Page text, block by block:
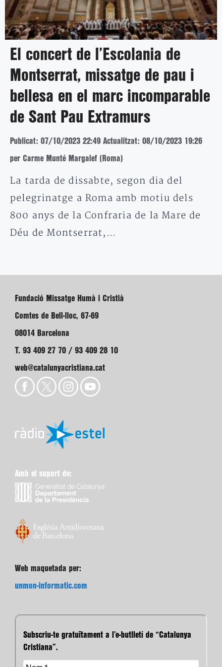
El concert de l’Escolania de
Montserrat, missatge de pau i
bellesa en el marc incomparable
de Sant Pau Extramurs
Publicat: 07/10/2023 22:49 Actualitzat: 08/10/2023 19:26
per Carme Munté Margalef (Roma)
La tarda de dissabte, segon dia del
pelegrinatge a Roma amb motiu dels
800 anys de la Confraria de la Mare de
Déu de Montserrat,…
Fundació Missatge Humà i Cristià
Comtes de Bell-lloc, 67-69
08014 Barcelona
T. 93 409 27 70 / 93 409 28 10
web@catalunyacristiana.cat
Amb el suport de:
Web maquetada per:
unmon-informatic.com
Subscriu-te gratuïtament a l’e-butlletí de “Catalunya
Cristiana”.